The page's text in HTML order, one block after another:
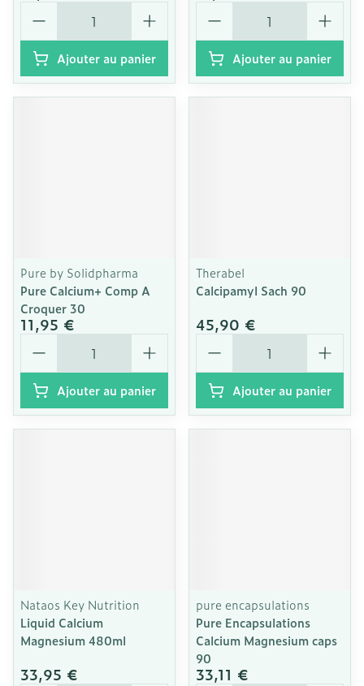
Quantité
Ajouter au panier
Quantité
Ajouter au panier
Pure by Solidpharma
Pure Calcium+ Comp A
Croquer 30
11,95 €
Quantité
Ajouter au panier
Therabel
Calcipamyl Sach 90
45,90 €
Quantité
Ajouter au panier
Nataos Key Nutrition
Liquid Calcium
Magnesium 480ml
33,95 €
pure encapsulations
Pure Encapsulations
Calcium Magnesium caps
90
33,11 €